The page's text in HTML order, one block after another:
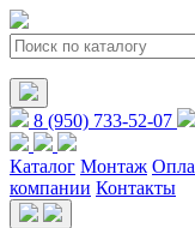
8 (950) 733-52-07
Каталог Монтаж
компании Контакты